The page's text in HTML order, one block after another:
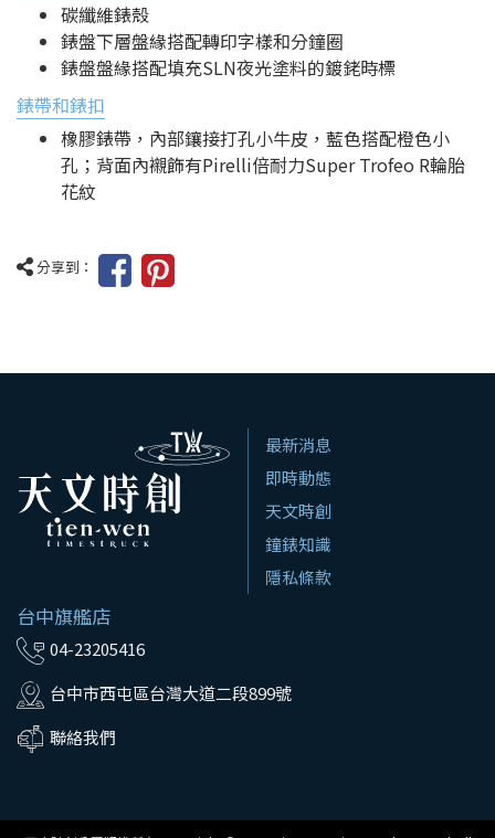
碳纖維錶殼
錶盤下層盤緣搭配轉印字樣和分鐘圈
錶盤盤緣搭配填充SLN夜光塗料的鍍銠時標
錶帶和錶扣
橡膠錶帶，內部鑲接打孔小牛皮，藍色搭配橙色小
孔；背面內襯飾有Pirelli倍耐力Super Trofeo R輪胎
花紋
分享到：
台中旗艦店
04-23205416
台中市西屯區台灣大道二段899號
聯絡我們
最新消息
即時動態
天文時創
鐘錶知識
隱私條款